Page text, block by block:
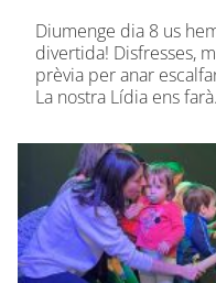
Diumenge dia 8 us
divertida! Disfresses,
prèvia per anar
La nostra Lídia ens